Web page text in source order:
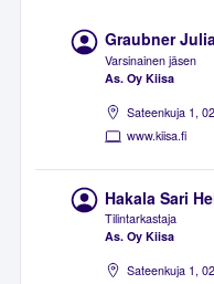
Graubner
Varsinainen jäsen
As. Oy Kiisa
Sateenkuja 1,
www.kiisa.fi
Hakala Sari
Tilintarkastaja
As. Oy Kiisa
Sateenkuja 1,